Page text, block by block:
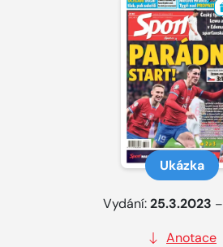
Ukázka
Vydání:25.3.2023 –
Anotace